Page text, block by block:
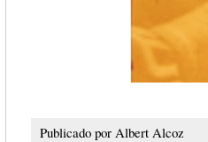
Publicado por Albert Alcoz